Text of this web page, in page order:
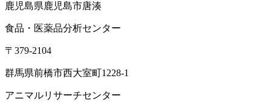
鹿児島県鹿児島市唐湊
食品・医薬品分析センター
〒379-2104
群馬県前橋市西大室町1228-1
アニマルリサーチセンター